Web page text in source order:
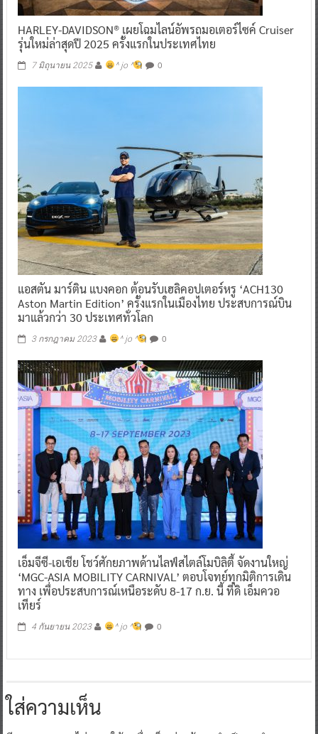
HARLEY-DAVIDSON® เผยโฉมไลน์อัพรถมอเตอร์ไซค์ Cruiser
รุ่นใหม่ล่าสุดปี 2025 ครั้งแรกในประเทศไทย
7 มิถุนายน 2025 ^ jo ^ 0
แอสตัน มาร์ติน แบงคอก ต้อนรับเฮลิคอปเตอร์หรู ‘ACH130
Aston Martin Edition’ ครั้งแรกในเมืองไทย ประสบการณ์บิน
มาแล้วกว่า 30 ประเทศทั่วโลก
3 กรกฎาคม 2023 ^ jo ^ 0
เอ็มจีซี-เอเชีย โชว์ศักยภาพด้านไลฟ์สไตล์โมบิลิตี้ จัดงานใหญ่
‘MGC-ASIA MOBILITY CARNIVAL’ ตอบโจทย์ทุกมิติการเดิน
ทาง เพื่อประสบการณ์เหนือระดับ 8-17 ก.ย. นี้ ที่ดิ เอ็มควอ
เทียร์
4 กันยายน 2023 ^ jo ^ 0
ใส่ความเห็น